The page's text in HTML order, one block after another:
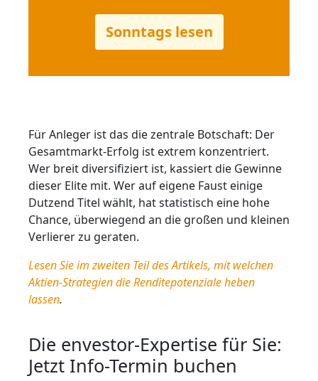
Sonntags lesen
Für Anleger ist das die zentrale Botschaft: Der
Gesamtmarkt‑Erfolg ist extrem konzentriert.
Wer breit diversifiziert ist, kassiert die Gewinne
dieser Elite mit. Wer auf eigene Faust einige
Dutzend Titel wählt, hat statistisch eine hohe
Chance, überwiegend an die großen und kleinen
Verlierer zu geraten.
Lesen Sie im zweiten Teil des Artikels, mit welchen
Aktien-Strategien die Renditepotenziale heben
lassen.
Die envestor-Expertise für Sie:
Jetzt Info-Termin buchen